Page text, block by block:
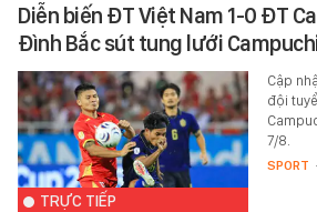
Diễn biến ĐT Việt Nam 1-0 ĐT
Đình Bắc sút tung lưới
TRỰC TIẾP
Cập
đội
7/8.
SPORT